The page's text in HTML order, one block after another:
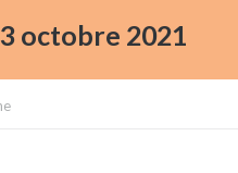
octobre 2021